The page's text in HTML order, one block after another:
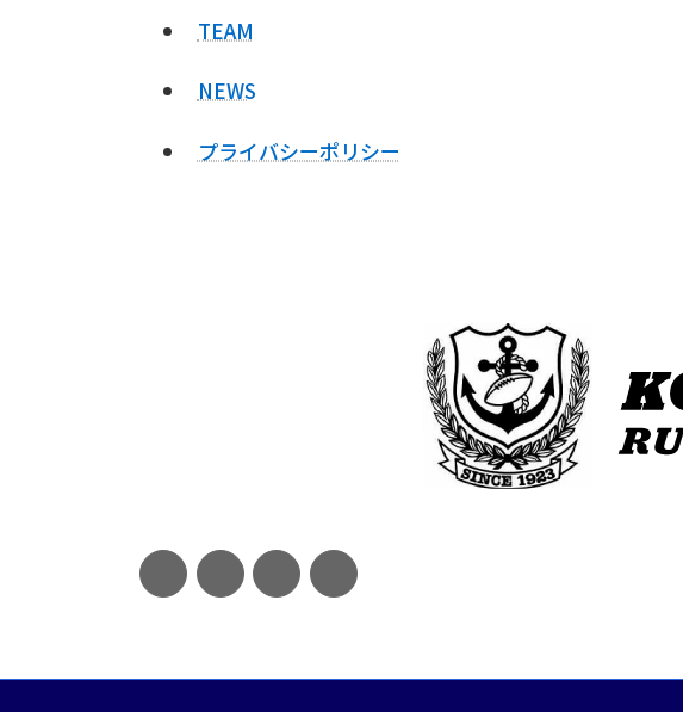
TEAM
NEWS
プライバシーポリシー